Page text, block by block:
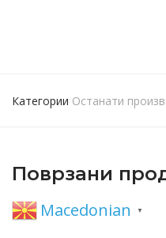
Категории Останати
Поврзани
Macedonian ▼